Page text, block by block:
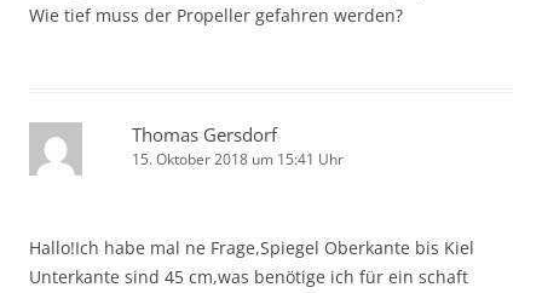
Wie tief muss der Propeller gefahren werden?
Thomas Gersdorf
15. Oktober 2018 um 15:41 Uhr
Hallo!Ich habe mal ne Frage,Spiegel Oberkante bis Kiel
Unterkante sind 45 cm,was benötige ich für ein schaft